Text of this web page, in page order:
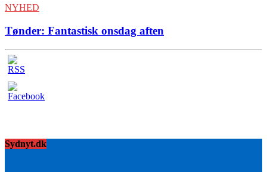
NYHED
Tønder: Fantastisk onsdag aften
Sydnyt.dk